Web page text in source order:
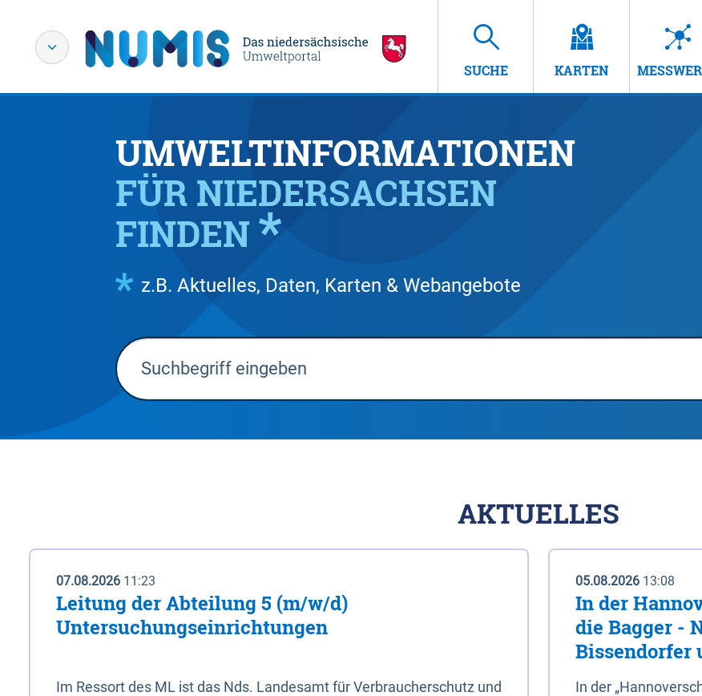
SUCHE KARTEN
UMWELTINFORMATIONEN
FÜR NIEDERSACHSEN
FINDEN
z.B. Aktuelles, Daten, Karten & Webangebote
AKTUELLES
07.08.2026 11:23
Leitung der Abteilung 5 (m/w/d)
Untersuchungseinrichtungen
Im Ressort des ML ist das Nds. Landesamt für Verbraucherschutz und
05.08.2026 13:08
In der
die Bagger -
Bissendorfer
In der